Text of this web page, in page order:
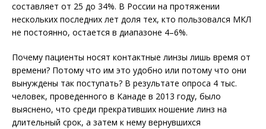
составляет от 25 до 34%. В России на протяжении
нескольких последних лет доля тех, кто пользовался МКЛ
не постоянно, остается в диапазоне 4–6%.
Почему пациенты носят контактные линзы лишь время от
времени? Потому что им это удобно или потому что они
вынуждены так поступать? В результате опроса 4 тыс.
человек, проведенного в Канаде в 2013 году, было
выяснено, что среди прекративших ношение линз на
длительный срок, а затем к нему вернувшихся